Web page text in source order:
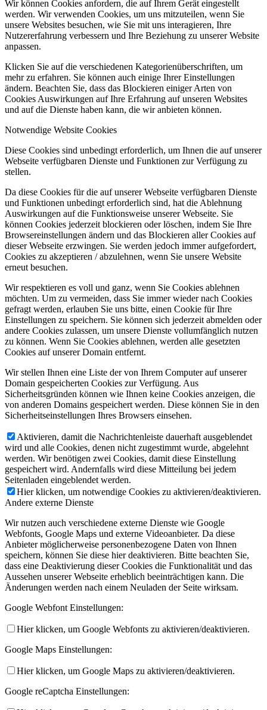
Wir können Cookies anfordern, die auf Ihrem Gerät eingestellt
werden. Wir verwenden Cookies, um uns mitzuteilen, wenn Sie
unsere Websites besuchen, wie Sie mit uns interagieren, Ihre
Nutzererfahrung verbessern und Ihre Beziehung zu unserer Website
anpassen.
Klicken Sie auf die verschiedenen Kategorienüberschriften, um
mehr zu erfahren. Sie können auch einige Ihrer Einstellungen
ändern. Beachten Sie, dass das Blockieren einiger Arten von
Cookies Auswirkungen auf Ihre Erfahrung auf unseren Websites
und auf die Dienste haben kann, die wir anbieten können.
Notwendige Website Cookies
Diese Cookies sind unbedingt erforderlich, um Ihnen die auf unserer
Webseite verfügbaren Dienste und Funktionen zur Verfügung zu
stellen.
Da diese Cookies für die auf unserer Webseite verfügbaren Dienste
und Funktionen unbedingt erforderlich sind, hat die Ablehnung
Auswirkungen auf die Funktionsweise unserer Webseite. Sie
können Cookies jederzeit blockieren oder löschen, indem Sie Ihre
Browsereinstellungen ändern und das Blockieren aller Cookies auf
dieser Webseite erzwingen. Sie werden jedoch immer aufgefordert,
Cookies zu akzeptieren / abzulehnen, wenn Sie unsere Website
erneut besuchen.
Wir respektieren es voll und ganz, wenn Sie Cookies ablehnen
möchten. Um zu vermeiden, dass Sie immer wieder nach Cookies
gefragt werden, erlauben Sie uns bitte, einen Cookie für Ihre
Einstellungen zu speichern. Sie können sich jederzeit abmelden oder
andere Cookies zulassen, um unsere Dienste vollumfänglich nutzen
zu können. Wenn Sie Cookies ablehnen, werden alle gesetzten
Cookies auf unserer Domain entfernt.
Wir stellen Ihnen eine Liste der von Ihrem Computer auf unserer
Domain gespeicherten Cookies zur Verfügung. Aus
Sicherheitsgründen können wie Ihnen keine Cookies anzeigen, die
von anderen Domains gespeichert werden. Diese können Sie in den
Sicherheitseinstellungen Ihres Browsers einsehen.
Aktivieren, damit die Nachrichtenleiste dauerhaft ausgeblendet
wird und alle Cookies, denen nicht zugestimmt wurde, abgelehnt
werden. Wir benötigen zwei Cookies, damit diese Einstellung
gespeichert wird. Andernfalls wird diese Mitteilung bei jedem
Seitenladen eingeblendet werden.
Hier klicken, um notwendige Cookies zu aktivieren/deaktivieren.
Andere externe Dienste
Wir nutzen auch verschiedene externe Dienste wie Google
Webfonts, Google Maps und externe Videoanbieter. Da diese
Anbieter möglicherweise personenbezogene Daten von Ihnen
speichern, können Sie diese hier deaktivieren. Bitte beachten Sie,
dass eine Deaktivierung dieser Cookies die Funktionalität und das
Aussehen unserer Webseite erheblich beeinträchtigen kann. Die
Änderungen werden nach einem Neuladen der Seite wirksam.
Google Webfont Einstellungen:
Hier klicken, um Google Webfonts zu aktivieren/deaktivieren.
Google Maps Einstellungen:
Hier klicken, um Google Maps zu aktivieren/deaktivieren.
Google reCaptcha Einstellungen: